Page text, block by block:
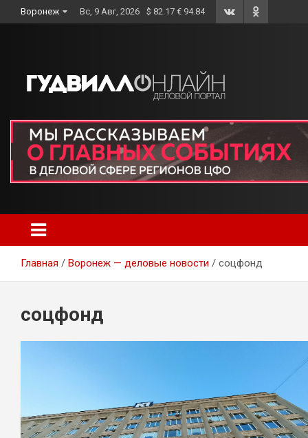
to
Воронеж Вс, 9 Авг, 2026 $ 82.17 € 94.84
Главная Воронеж — деловые новости соцфонд
соцфонд